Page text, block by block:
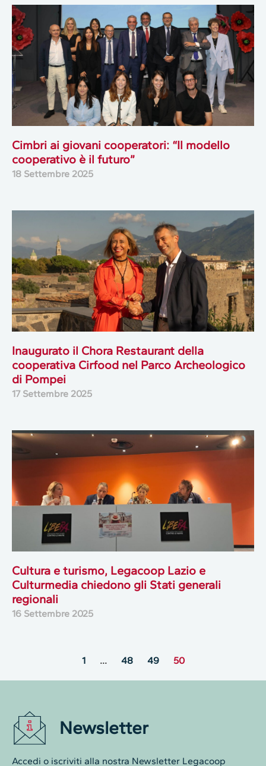
Cimbri ai giovani cooperatori: “Il modello
cooperativo è il futuro”
18 Settembre 2025
Inaugurato il Chora Restaurant della
cooperativa Cirfood nel Parco Archeologico
di Pompei
17 Settembre 2025
Cultura e turismo, Legacoop Lazio e
Culturmedia chiedono gli Stati generali
regionali
16 Settembre 2025
1 … 48 49 50
Newsletter
Accedi o iscriviti alla nostra Newsletter Legacoop